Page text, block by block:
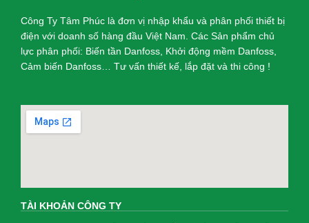
Công Ty Tâm Phúc là đơn vị nhập khẩu và phân phối thiết bị
điện với doanh số hàng đầu Việt Nam. Các Sản phẩm chủ
lực phân phối: Biến tần Danfoss, Khởi động mềm Danfoss,
Cảm biến Danfoss… Tư vấn thiết kế, lắp đặt và thi công !
TÀI KHOẢN CÔNG TY